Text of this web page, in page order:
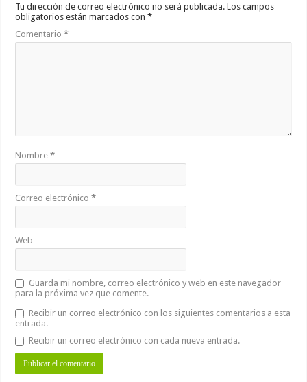
Tu dirección de correo electrónico no será publicada. Los campos
obligatorios están marcados con*
Comentario*
Nombre*
Correo electrónico*
Web
Guarda mi nombre, correo electrónico y web en este navegador
para la próxima vez que comente.
Recibir un correo electrónico con los siguientes comentarios a esta
entrada.
Recibir un correo electrónico con cada nueva entrada.